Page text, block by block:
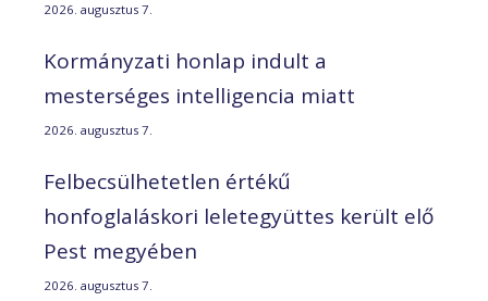
2026. augusztus 7.
Kormányzati honlap indult a
mesterséges intelligencia miatt
2026. augusztus 7.
Felbecsülhetetlen értékű
honfoglaláskori leletegyüttes került elő
Pest megyében
2026. augusztus 7.